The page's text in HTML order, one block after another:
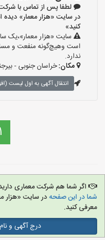
لطفا پس از تماس با
کنید»
سایت «هزار معمار»،یک
است وهیچ‌گونه منفعت و
ندارد.
مکان:خراسان جنوبی -
انتقال آگهی به اول لیست
1
اگر شما هم شرکت معماری
شما در این صفحهدر سایت «هزار
معرفی کنید.
درج آگهی و